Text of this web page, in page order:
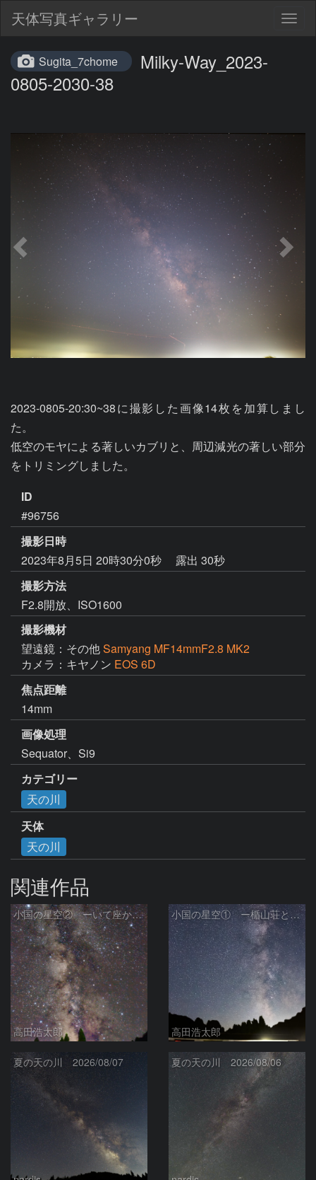
天体写真ギャラリー
Sugita_7chome
Milky-Way_2023-
0805-2030-38
2023-0805-20:30~38に撮影した画像14枚を加算しまし
た。
低空のモヤによる著しいカブリと、周辺減光の著しい部分
をトリミングしました。
ID
#96756
撮影日時
2023年8月5日 20時30分0秒
露出 30秒
撮影方法
F2.8開放、ISO1600
撮影機材
望遠鏡：その他Samyang MF14mmF2.8 MK2
カメラ：キヤノン EOS 6D
焦点距離
14mm
画像処理
Sequator、Si9
カテゴリー
天の川
天体
天の川
関連作品
小国の星空② ーいて座からわし座にかけての銀河ー
高田浩太郎
小国の星空① ー楯山荘と天の川ー
高田浩太郎
夏の天の川 2026/08/07 夏の天の川 2026/08/06